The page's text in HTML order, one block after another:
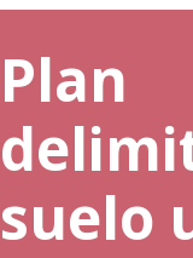
Plan
suelo